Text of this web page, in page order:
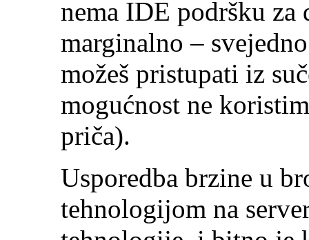
nema IDE podršku za
marginalno –
možeš pristupati iz
mogućnost ne
priča).
Usporedba brzine u
tehnologijom na